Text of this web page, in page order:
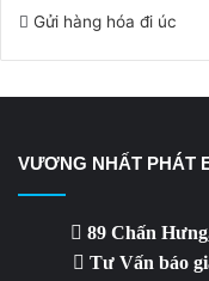
Gửi hàng hóa đi úc
VƯƠNG NHẤT PHÁT
89 Chấn
Tư Vấn báo